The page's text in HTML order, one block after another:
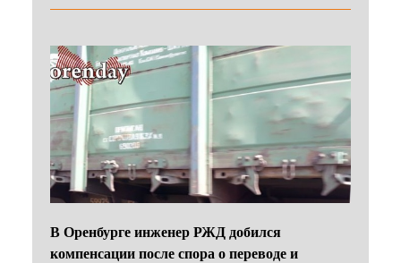
В Оренбурге инженер РЖД добился
компенсации после спора о переводе и